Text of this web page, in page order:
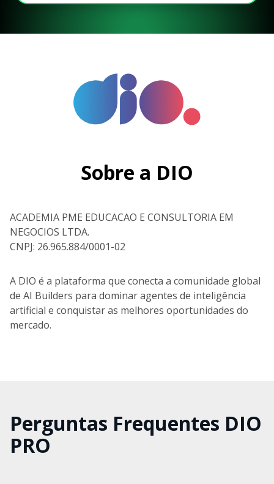
Sobre a DIO
ACADEMIA PME EDUCACAO E CONSULTORIA EM
NEGOCIOS LTDA.
CNPJ: 26.965.884/0001-02
A DIO é a plataforma que conecta a comunidade global
de AI Builders para dominar agentes de inteligência
artificial e conquistar as melhores oportunidades do
mercado.
Perguntas Frequentes DIO
PRO